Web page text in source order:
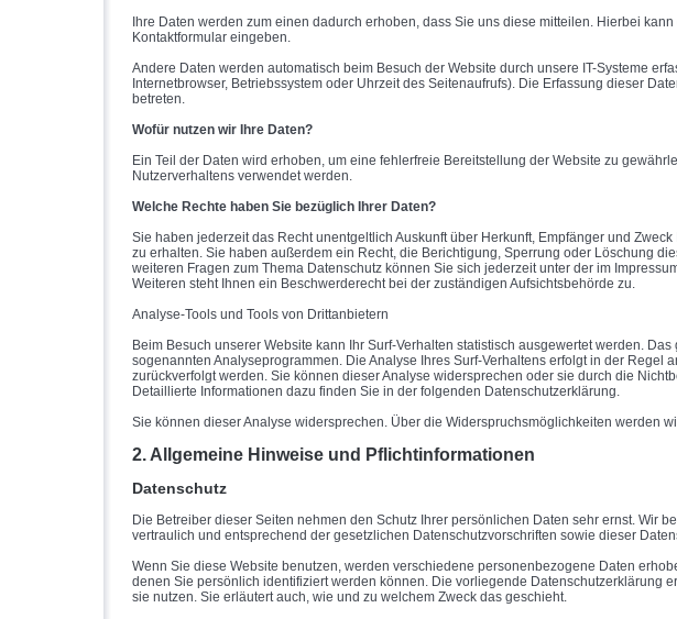
Ihre Daten werden zum einen dadurch erhoben, dass Sie uns diese mitteilen. Hierbei
Kontaktformular eingeben.
Andere Daten werden automatisch beim Besuch der Website durch unsere IT-Systeme
Internetbrowser, Betriebssystem oder Uhrzeit des Seitenaufrufs). Die Erfassung dieser
betreten.
Wofür nutzen wir Ihre Daten?
Ein Teil der Daten wird erhoben, um eine fehlerfreie Bereitstellung der Website zu
Nutzerverhaltens verwendet werden.
Welche Rechte haben Sie bezüglich Ihrer Daten?
Sie haben jederzeit das Recht unentgeltlich Auskunft über Herkunft, Empfänger und
zu erhalten. Sie haben außerdem ein Recht, die Berichtigung, Sperrung oder Löschung
weiteren Fragen zum Thema Datenschutz können Sie sich jederzeit unter der im
Weiteren steht Ihnen ein Beschwerderecht bei der zuständigen Aufsichtsbehörde zu.
Analyse-Tools und Tools von Drittanbietern
Beim Besuch unserer Website kann Ihr Surf-Verhalten statistisch ausgewertet werden.
sogenannten Analyseprogrammen. Die Analyse Ihres Surf-Verhaltens erfolgt in der Regel
zurückverfolgt werden. Sie können dieser Analyse widersprechen oder sie durch die
Detaillierte Informationen dazu finden Sie in der folgenden Datenschutzerklärung.
Sie können dieser Analyse widersprechen. Über die Widerspruchsmöglichkeiten werden
2. Allgemeine Hinweise und Pflichtinformationen
Datenschutz
Die Betreiber dieser Seiten nehmen den Schutz Ihrer persönlichen Daten sehr ernst. Wir
vertraulich und entsprechend der gesetzlichen Datenschutzvorschriften sowie dieser
Wenn Sie diese Website benutzen, werden verschiedene personenbezogene Daten
denen Sie persönlich identifiziert werden können. Die vorliegende Datenschutzerklärung
sie nutzen. Sie erläutert auch, wie und zu welchem Zweck das geschieht.